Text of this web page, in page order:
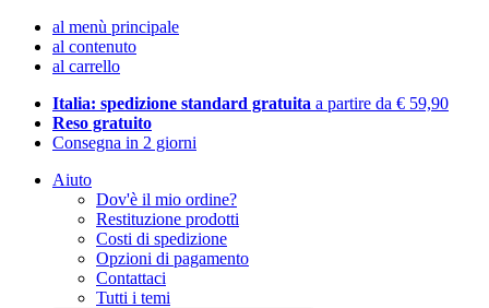
al menù principale
al contenuto
al carrello
Italia: spedizione standard gratuita a partire da € 59,90
Reso gratuito
Consegna in 2 giorni
Aiuto
Dov'è il mio ordine?
Restituzione prodotti
Costi di spedizione
Opzioni di pagamento
Contattaci
Tutti i temi